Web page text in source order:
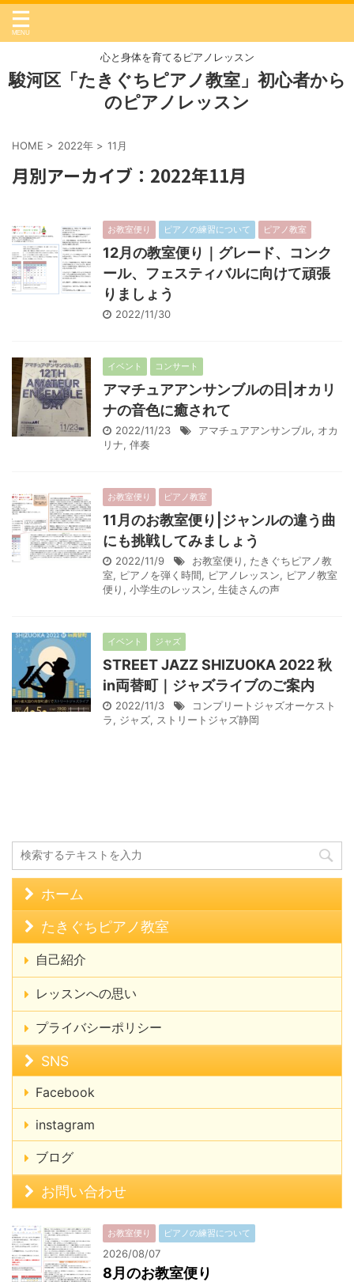
心と身体を育てるピアノレッスン
駿河区「たきぐちピアノ教室」初心者から
のピアノレッスン
HOME > 2022年 > 11月
月別アーカイブ：2022年11月
お教室便り ピアノの練習について ピアノ教室
12月の教室便り｜グレード、コンク
ール、フェスティバルに向けて頑張
りましょう
2022/11/30
イベント コンサート
アマチュアアンサンブルの日|オカリ
ナの音色に癒されて
2022/11/23 アマチュアアンサンブル, オカ
リナ, 伴奏
お教室便り ピアノ教室
11月のお教室便り|ジャンルの違う曲
にも挑戦してみましょう
2022/11/9 お教室便り , たきぐちピアノ教
室, ピアノを弾く時間, ピアノレッスン, ピアノ教室
便り , 小学生のレッスン, 生徒さんの声
イベント ジャズ
STREET JAZZ SHIZUOKA 2022 秋
in両替町｜ジャズライブのご案内
2022/11/3
コンプリートジャズオーケスト
ラ, ジャズ, ストリートジャズ静岡
ホーム
たきぐちピアノ教室
自己紹介
レッスンへの思い
プライバシーポリシー
SNS
Facebook
instagram
ブログ
お問い合わせ
お教室便り ピアノの練習について
2026/08/07
8月のお教室便り